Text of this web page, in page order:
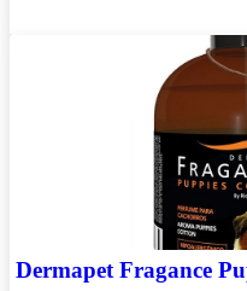
Dermapet Fragance